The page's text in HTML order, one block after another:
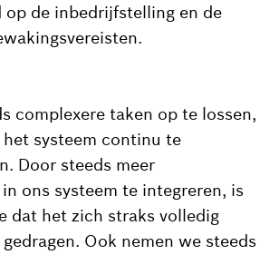
op de inbedrijfstelling en de
complexere taken op te lossen,
systeem continu te
Door steeds meer
ons systeem te integreren, is
dat het zich straks volledig
Ook nemen we steeds